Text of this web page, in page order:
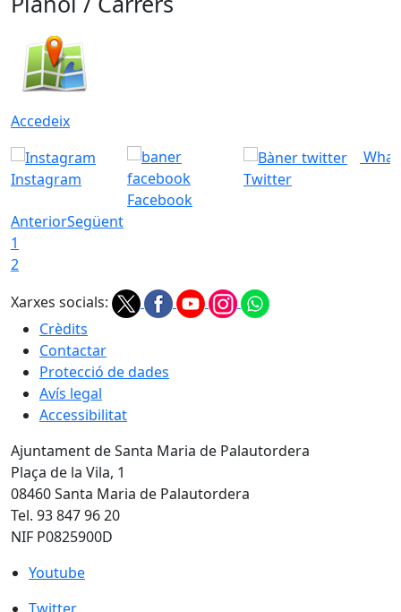
Accedeix
Instagram
Facebook
Twitter
AnteriorSegüent
1
2
Xarxes socials:
Crèdits
Contactar
Protecció de dades
Avís legal
Accessibilitat
Ajuntament de Santa Maria de Palautordera
Plaça de la Vila, 1
08460 Santa Maria de Palautordera
Tel. 93 847 96 20
NIF P0825900D
Youtube
Youtube
Twitter